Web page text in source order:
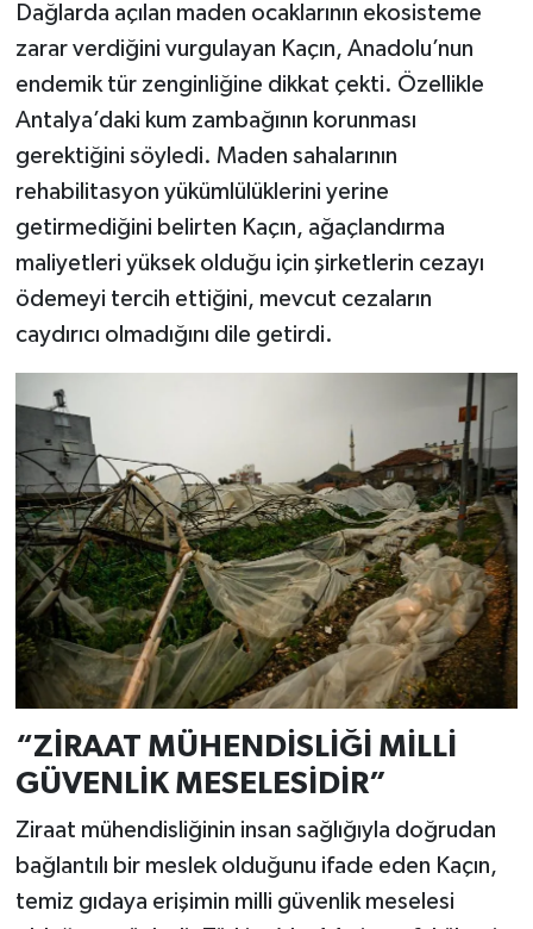
Dağlarda açılan maden ocaklarının ekosisteme
zarar verdiğini vurgulayan Kaçın, Anadolu’nun
endemik tür zenginliğine dikkat çekti. Özellikle
Antalya’daki kum zambağının korunması
gerektiğini söyledi. Maden sahalarının
rehabilitasyon yükümlülüklerini yerine
getirmediğini belirten Kaçın, ağaçlandırma
maliyetleri yüksek olduğu için şirketlerin cezayı
ödemeyi tercih ettiğini, mevcut cezaların
caydırıcı olmadığını dile getirdi.
“ZİRAAT MÜHENDİSLİĞİ MİLLİ
GÜVENLİK MESELESİDİR”
Ziraat mühendisliğinin insan sağlığıyla doğrudan
bağlantılı bir meslek olduğunu ifade eden Kaçın,
temiz gıdaya erişimin milli güvenlik meselesi